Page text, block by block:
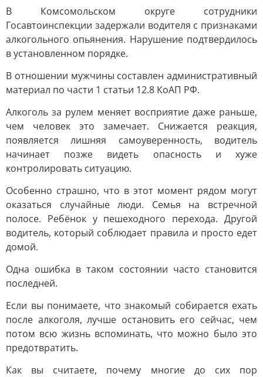
В Комсомольском округе сотрудники
Госавтоинспекции задержали водителя с признаками
алкогольного опьянения. Нарушение подтвердилось
в установленном порядке.
В отношении мужчины составлен административный
материал по части 1 статьи 12.8 КоАП РФ.
Алкоголь за рулем меняет восприятие даже раньше,
чем человек это замечает. Снижается реакция,
появляется лишняя самоуверенность, водитель
начинает позже видеть опасность и хуже
контролировать ситуацию.
Особенно страшно, что в этот момент рядом могут
оказаться случайные люди. Семья на встречной
полосе. Ребёнок у пешеходного перехода. Другой
водитель, который соблюдает правила и просто едет
домой.
Одна ошибка в таком состоянии часто становится
последней.
Если вы понимаете, что знакомый собирается ехать
после алкоголя, лучше остановить его сейчас, чем
потом всю жизнь вспоминать, что можно было это
предотвратить.
Как вы считаете, почему многие до сих пор